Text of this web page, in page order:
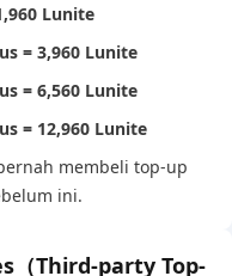
Lunite
= 3,960 Lunite
= 6,560 Lunite
= 12,960 Lunite
membeli top-up
ini.
（Third-party Top-